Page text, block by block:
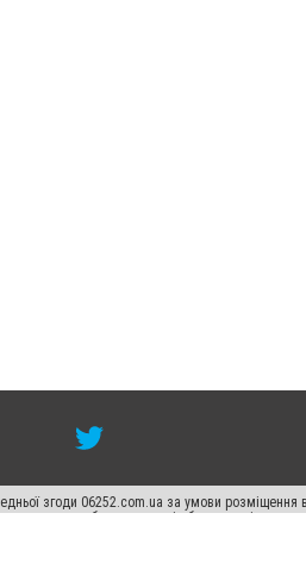
згоди 06252.com.ua за умови
другого абзацу в тексті або в якості